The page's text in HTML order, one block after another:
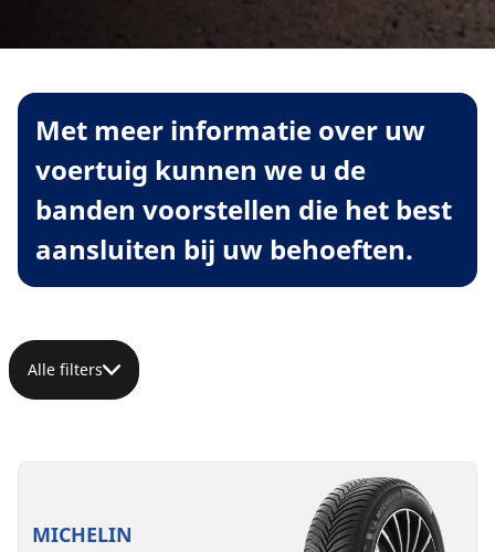
Met meer informatie over uw
voertuig kunnen we u de
banden voorstellen die het best
aansluiten bij uw behoeften.
Alle filters
MICHELIN